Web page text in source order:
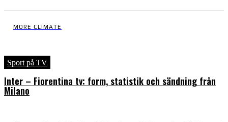
MORE CLIMATE
Sport på TV
Inter – Fiorentina tv: form, statistik och sändning från
Milano